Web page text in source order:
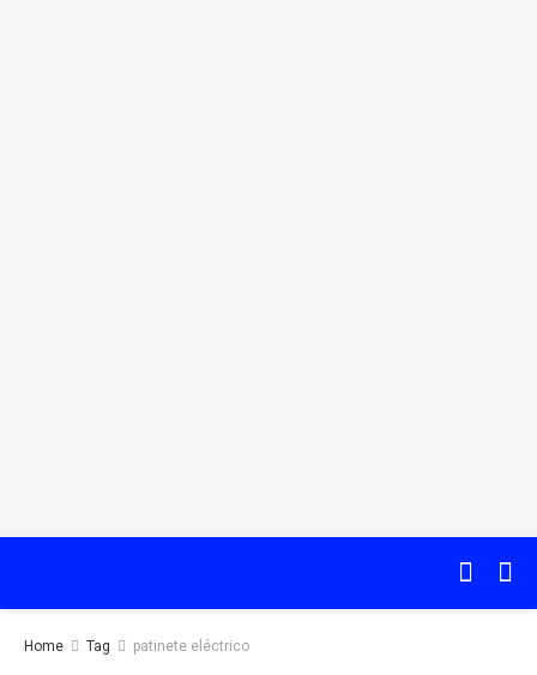
Home Tag patinete eléctrico